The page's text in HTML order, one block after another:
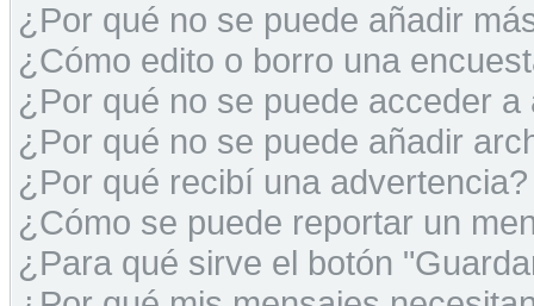
¿Por qué no se puede añadir
¿Cómo edito o borro una
¿Por qué no se puede acceder a
¿Por qué no se puede añadir
¿Por qué recibí una advertencia?
¿Cómo se puede reportar un
¿Para qué sirve el botón